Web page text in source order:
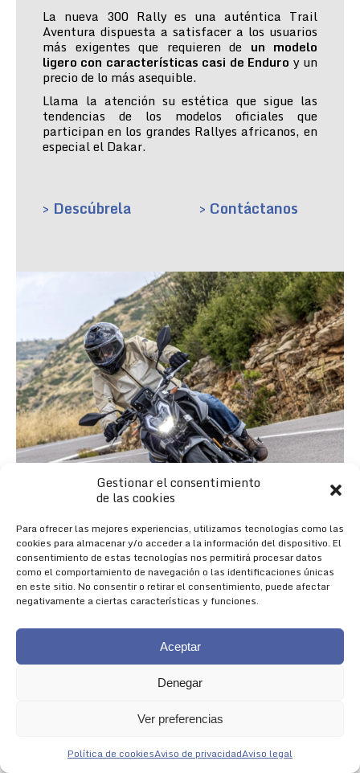
Gestionar el consentimiento
de las cookies
Para ofrecer las mejores experiencias, utilizamos tecnologías como las
cookies para almacenar y/o acceder a la información del dispositivo. El
consentimiento de estas tecnologías nos permitirá procesar datos
como el comportamiento de navegación o las identificaciones únicas
en este sitio. No consentir o retirar el consentimiento, puede afectar
negativamente a ciertas características y funciones.
Aceptar
Denegar
Ver preferencias
Política de cookiesAviso de privacidadAviso legal
La nueva 300 Rally es una auténtica Trail
Aventura dispuesta a satisfacer a los usuarios
más exigentes que requieren de un modelo
ligero con características casi de Enduro y un
precio de lo más asequible.
Llama la atención su estética que sigue las
tendencias de los modelos oficiales que
participan en los grandes Rallyes africanos, en
especial el Dakar.
> Descúbrela > Contáctanos
NACIDA PARA IMPRESIONAR